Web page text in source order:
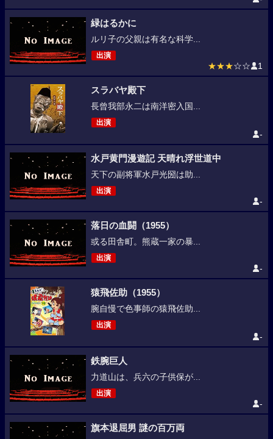
緑はるかに
ルリ子の父親は有名な科学...
出演
★★★☆☆ 1
スラバヤ殿下
長曾我部永二は南洋密入国...
出演
-
水戸黄門漫遊記 天晴れ浮世道中
天下の副将軍水戸光圀は助...
出演
-
落日の血闘（1955）
或る田舎町。熊蔵一家の暴...
出演
-
猿飛佐助（1955）
腕自慢で色事師の猿飛佐助...
出演
-
鉄腕巨人
力道山は、兵六の子供保が...
出演
-
旗本退屈男 謎の百万両